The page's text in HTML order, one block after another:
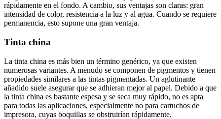
rápidamente en el fondo. A cambio, sus ventajas son claras: gran
intensidad de color, resistencia a la luz y al agua. Cuando se requiere
permanencia, esto supone una gran ventaja.
Tinta china
La tinta china es más bien un término genérico, ya que existen
numerosas variantes. A menudo se componen de pigmentos y tienen
propiedades similares a las tintas pigmentadas. Un aglutinante
añadido suele asegurar que se adhieran mejor al papel. Debido a que
la tinta china es bastante espesa y se seca muy rápido, no es apta
para todas las aplicaciones, especialmente no para cartuchos de
impresora, cuyas boquillas se obstruirían rápidamente.